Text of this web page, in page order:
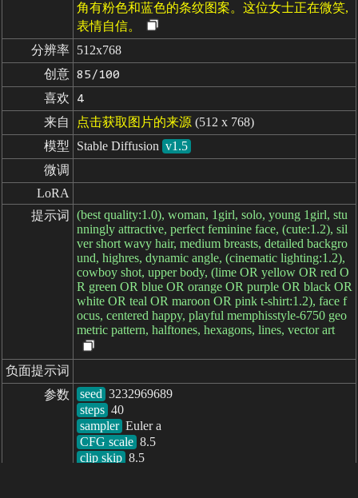
角有粉色和蓝色的条纹图案。这位女士正在微笑,
表情自信。
分辨率 512x768
创意 85/100
喜欢 4
来自 点击获取图片的来源 (512 x 768)
模型
Stable Diffusion v1.5
微调
LoRA
提示词
(best quality:1.0), woman, 1girl, solo, young 1girl, stu
nningly attractive, perfect feminine face, (cute:1.2), sil
ver short wavy hair, medium breasts, detailed backgro
und, highres, dynamic angle, (cinematic lighting:1.2),
cowboy shot, upper body, (lime OR yellow OR red O
R green OR blue OR orange OR purple OR black OR
white OR teal OR maroon OR pink t-shirt:1.2), face f
ocus, centered happy, playful memphisstyle-6750 geo
metric pattern, halftones, hexagons, lines, vector art
负面提示词
参数
seed
steps
sampler
CFG scale
clip skip 8.5